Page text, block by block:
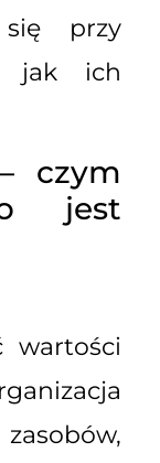
się przy
jak ich
czym
jest
wartości